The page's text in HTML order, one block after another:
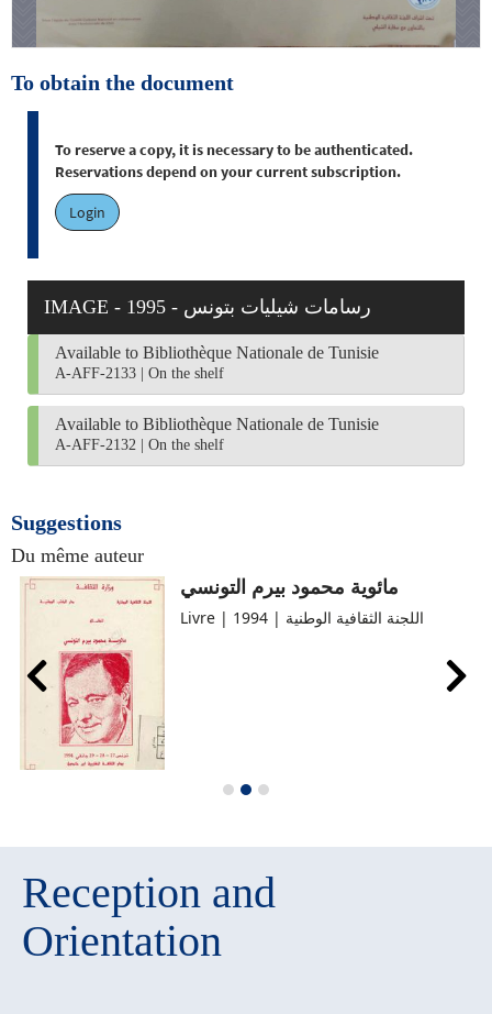
To obtain the document
To reserve a copy, it is necessary to be authenticated.
Reservations depend on your current subscription.
Login
IMAGE - 1995 - رسامات شيليات بتونس
Available to Bibliothèque Nationale de Tunisie
A-AFF-2133 On the shelf
Available to Bibliothèque Nationale de Tunisie
A-AFF-2132 On the shelf
Suggestions
Du même auteur
مائوية محمود بيرم التونسي‏
Livre | اللجنة الثقافية الوطنية | 1994
Reception and
Orientation